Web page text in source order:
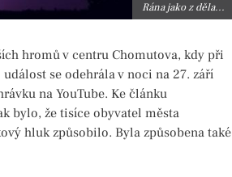
Rána jako z děla...
hromů v centru Chomutova, kdy při
se odehrála v noci na 27. září
na YouTube. Ke článku
bylo, že tisíce obyvatel města
hluk způsobilo. Byla způsobena také